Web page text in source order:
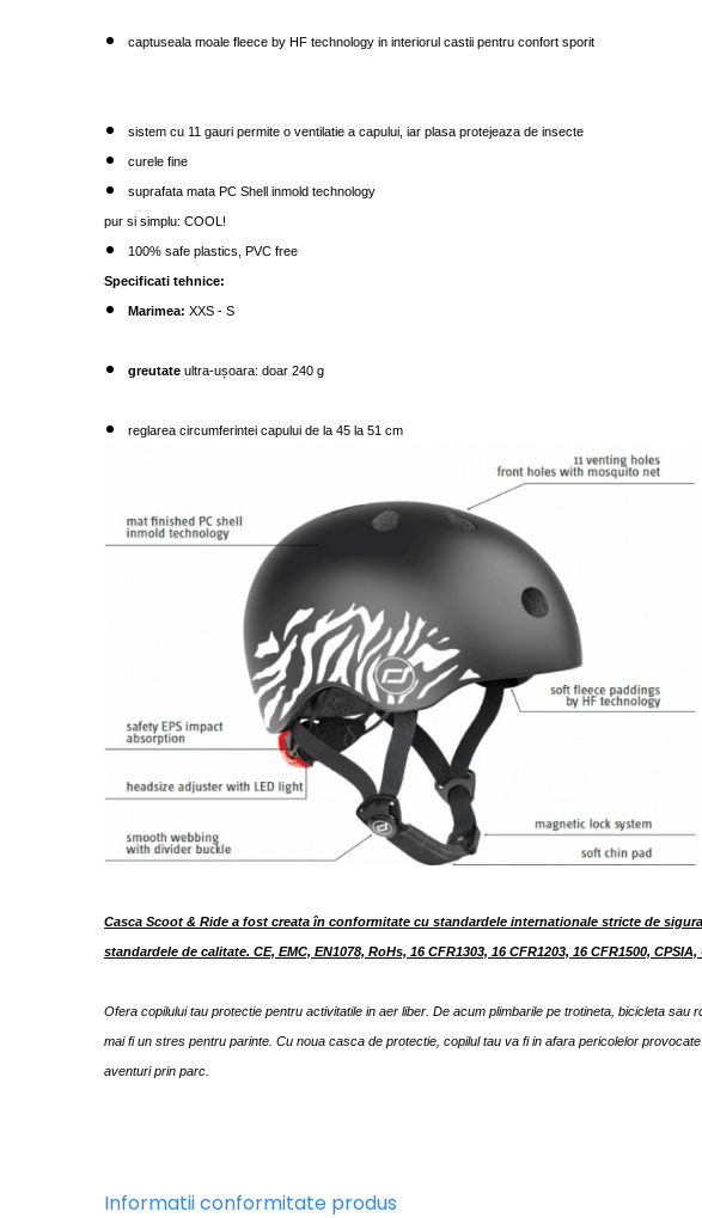
captuseala moale fleece by HF technology in interiorul castii pentru confort sporit
sistem cu 11 gauri permite o ventilatie a capului, iar plasa protejeaza de insecte
curele fine
suprafata mata PC Shell inmold technology
pur si simplu: COOL!
100% safe plastics, PVC free
Specificati tehnice:
Marimea: XXS - S
greutate ultra-ușoara: doar 240 g
reglarea circumferintei capului de la 45 la 51 cm
Casca Scoot & Ride a fost creata în conformitate cu standardele internationale stricte de
standardele de calitate. CE, EMC, EN1078, RoHs, 16 CFR1303, 16 CFR1203, 16 CFR1500, CPSIA,
Ofera copilului tau protectie pentru activitatile in aer liber. De acum plimbarile pe trotineta, bicicleta sau
mai fi un stres pentru parinte. Cu noua casca de protectie, copilul tau va fi in afara pericolelor
aventuri prin parc.
Informatii conformitate produs